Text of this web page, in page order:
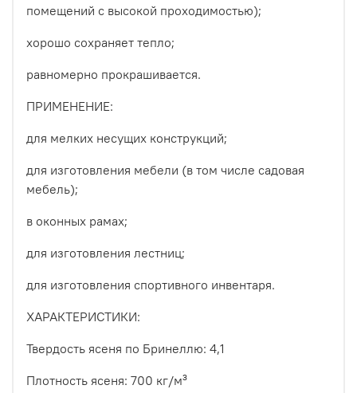
помещений с высокой проходимостью);
хорошо сохраняет тепло;
равномерно прокрашивается.
ПРИМЕНЕНИЕ:
для мелких несущих конструкций;
для изготовления мебели (в том числе садовая
мебель);
в оконных рамах;
для изготовления лестниц;
для изготовления спортивного инвентаря.
ХАРАКТЕРИСТИКИ:
Твердость ясеня по Бринеллю: 4,1
Плотность ясеня: 700 кг/м³